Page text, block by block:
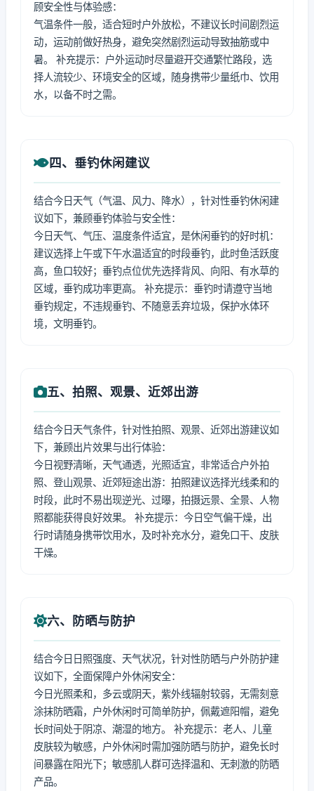
顾安全性与体验感：
气温条件一般，适合短时户外放松，不建议长时间剧烈运
动，运动前做好热身，避免突然剧烈运动导致抽筋或中
暑。 补充提示：户外运动时尽量避开交通繁忙路段，选
择人流较少、环境安全的区域，随身携带少量纸巾、饮用
水，以备不时之需。
四、垂钓休闲建议
结合今日天气（气温、风力、降水），针对性垂钓休闲建
议如下，兼顾垂钓体验与安全性：
今日天气、气压、温度条件适宜，是休闲垂钓的好时机：
建议选择上午或下午水温适宜的时段垂钓，此时鱼活跃度
高，鱼口较好；垂钓点位优先选择背风、向阳、有水草的
区域，垂钓成功率更高。 补充提示：垂钓时请遵守当地
垂钓规定，不违规垂钓、不随意丢弃垃圾，保护水体环
境，文明垂钓。
五、拍照、观景、近郊出游
结合今日天气条件，针对性拍照、观景、近郊出游建议如
下，兼顾出片效果与出行体验：
今日视野清晰，天气通透，光照适宜，非常适合户外拍
照、登山观景、近郊短途出游：拍照建议选择光线柔和的
时段，此时不易出现逆光、过曝，拍摄远景、全景、人物
照都能获得良好效果。 补充提示：今日空气偏干燥，出
行时请随身携带饮用水，及时补充水分，避免口干、皮肤
干燥。
六、防晒与防护
结合今日日照强度、天气状况，针对性防晒与户外防护建
议如下，全面保障户外休闲安全：
今日光照柔和，多云或阴天，紫外线辐射较弱，无需刻意
涂抹防晒霜，户外休闲时可简单防护，佩戴遮阳帽，避免
长时间处于阴凉、潮湿的地方。 补充提示：老人、儿童
皮肤较为敏感，户外休闲时需加强防晒与防护，避免长时
间暴露在阳光下；敏感肌人群可选择温和、无刺激的防晒
产品。